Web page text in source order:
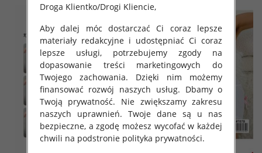
Droga Klientko/Drogi Kliencie,
Aby dalej móc dostarczać Ci coraz lepsze
materiały redakcyjne i udostępniać Ci coraz
lepsze usługi, potrzebujemy zgody na
dopasowanie treści marketingowych do
Twojego zachowania. Dzięki nim możemy
finansować rozwój naszych usług. Dbamy o
Twoją prywatność. Nie zwiększamy zakresu
naszych uprawnień. Twoje dane są u nas
bezpieczne, a zgodę możesz wycofać w każdej
chwili na podstronie polityka prywatności.